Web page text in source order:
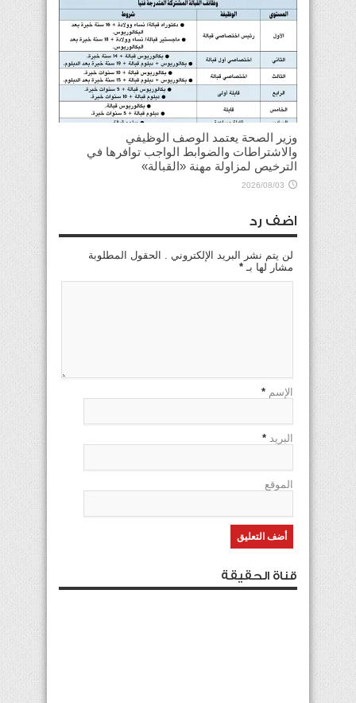
وزير الصحة يعتمد الوصف الوظيفي
والاشتراطات والضوابط الواجب توافرها في
الترخيص لمزاولة مهنة «القبالة»
2026/08/03
اضف رد
لن يتم نشر البريد الإلكتروني . الحقول المطلوبة
مشار لها بـ *
الإسم *
البريد *
الموقع
قناة الحقيقة